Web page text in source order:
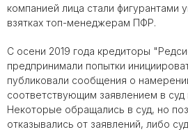
компанией лица стали фигурантами
взятках топ-менеджерам ПФР.
С осени 2019 года кредиторы
предпринимали попытки
публиковали сообщения о
соответствующим заявлением в
Некоторые обращались в суд, но
отказывались от заявлений, либо